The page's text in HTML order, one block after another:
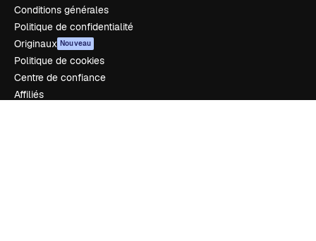
Conditions générales
Politique de confidentialité
Originaux Nouveau
Politique de cookies
Centre de confiance
Affiliés